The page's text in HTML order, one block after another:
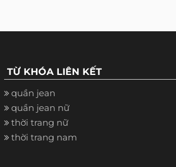
TỪ KHÓA LIÊN KẾT
quần jean
quần jean nữ
thời trang nữ
thời trang nam